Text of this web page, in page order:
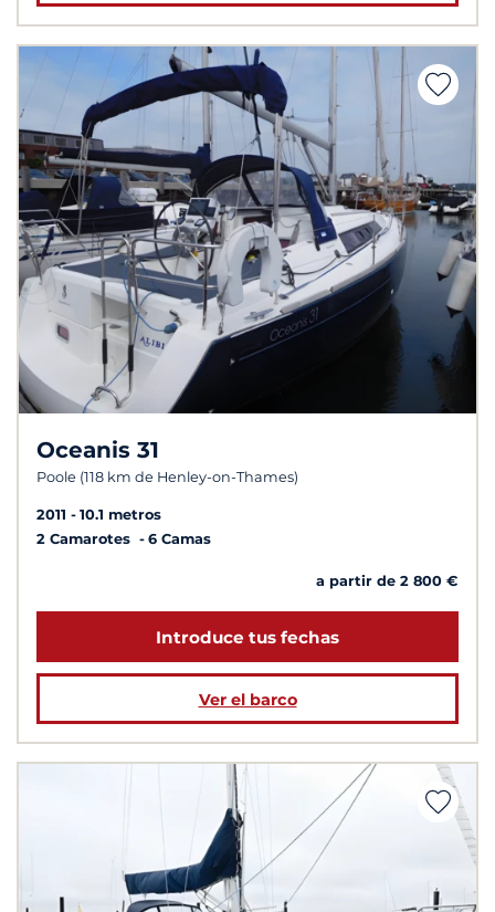
Oceanis 31
Poole (118 km de Henley-on-Thames)
2011
10.1 metros
2 Camarotes
6 Camas
a partir de 2 800 €
Introduce tus fechas
Ver el barco